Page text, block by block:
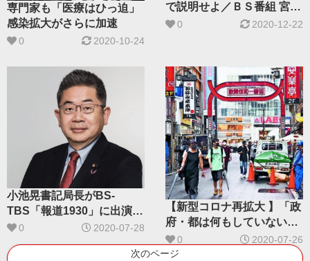
専門家も「医療はひっ迫」
感染拡大がさらに加速
0 2020-10-24
で説明せよ／ＢＳ番組 宮本
議員が主張
0 2020-12-22
小池晃書記局長がBS-
TBS「報道1930」に出演し
ます
0 2020-07-28
【新型コロナ再拡大 】「政
府・都は何もしていない」
街の声・新宿
0
2020-07-26
次のページ